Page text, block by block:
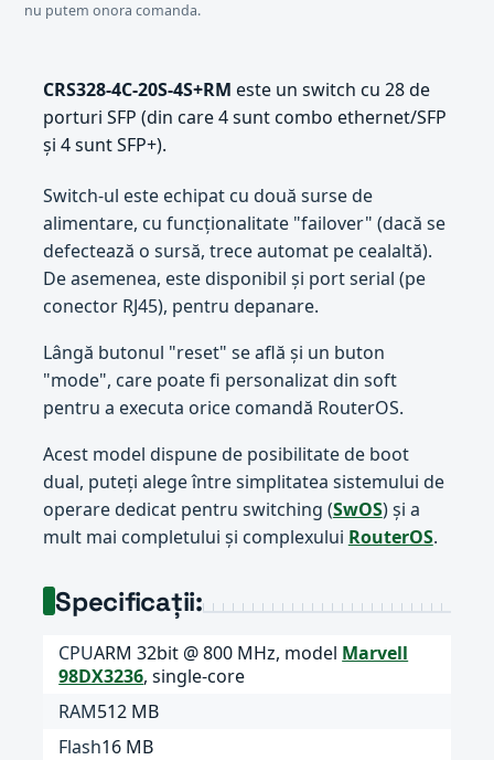
nu putem onora comanda.
CRS328-4C-20S-4S+RM este un switch cu 28 de
porturi SFP (din care 4 sunt combo ethernet/SFP
și 4 sunt SFP+).
Switch-ul este echipat cu două surse de
alimentare, cu funcționalitate "failover" (dacă se
defectează o sursă, trece automat pe cealaltă).
De asemenea, este disponibil și port serial (pe
conector RJ45), pentru depanare.
Lângă butonul "reset" se află și un buton
"mode", care poate fi personalizat din soft
pentru a executa orice comandă RouterOS.
Acest model dispune de posibilitate de boot
dual, puteți alege între simplitatea sistemului de
operare dedicat pentru switching (SwOS) și a
mult mai completului și complexului RouterOS.
Specificații:
CPUARM 32bit @ 800 MHz, model Marvell
98DX3236, single-core
RAM512 MB
Flash16 MB